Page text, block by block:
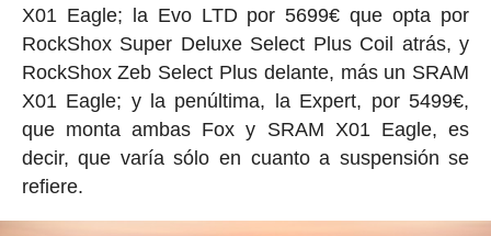
X01 Eagle; la Evo LTD por 5699€ que opta por
RockShox Super Deluxe Select Plus Coil atrás, y
RockShox Zeb Select Plus delante, más un SRAM
X01 Eagle; y la penúltima, la Expert, por 5499€,
que monta ambas Fox y SRAM X01 Eagle, es
decir, que varía sólo en cuanto a suspensión se
refiere.